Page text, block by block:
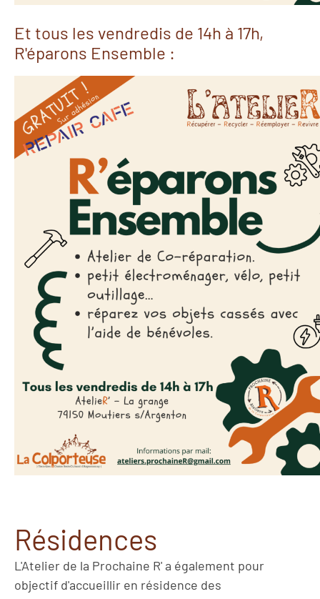
Et tous les vendredis de 14h à 17h,
R'éparons Ensemble :
Résidences
L'Atelier de la Prochaine R' a également pour
objectif d'accueillir en résidence des